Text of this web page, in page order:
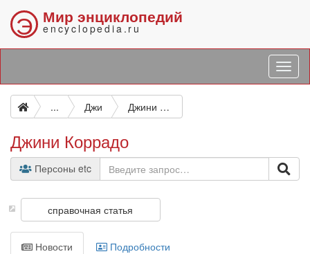
Э Мир энциклопедий
encyclopedia.ru
... Джи Джини Коррадо
Джини Коррадо
Персоны etc
справочная статья
Новости Подробности